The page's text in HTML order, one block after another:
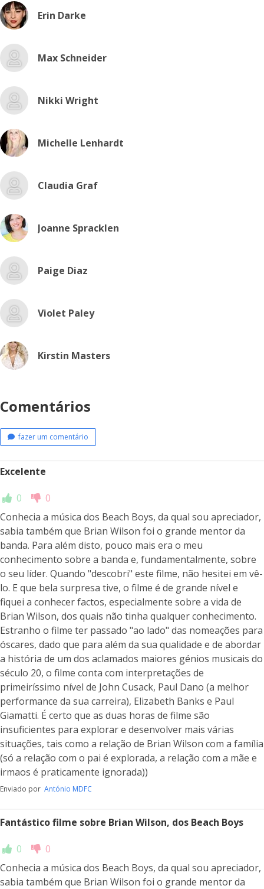
Erin Darke
Max Schneider
Nikki Wright
Michelle Lenhardt
Claudia Graf
Joanne Spracklen
Paige Diaz
Violet Paley
Kirstin Masters
Comentários
fazer um comentário
Excelente
0
0
Conhecia a música dos Beach Boys, da qual sou apreciador,
sabia também que Brian Wilson foi o grande mentor da
banda. Para além disto, pouco mais era o meu
conhecimento sobre a banda e, fundamentalmente, sobre
o seu líder. Quando "descobri" este filme, não hesitei em vê-
lo. E que bela surpresa tive, o filme é de grande nível e
fiquei a conhecer factos, especialmente sobre a vida de
Brian Wilson, dos quais não tinha qualquer conhecimento.
Estranho o filme ter passado "ao lado" das nomeações para
óscares, dado que para além da sua qualidade e de abordar
a história de um dos aclamados maiores génios musicais do
século 20, o filme conta com interpretações de
primeiríssimo nível de John Cusack, Paul Dano (a melhor
performance da sua carreira), Elizabeth Banks e Paul
Giamatti. É certo que as duas horas de filme são
insuficientes para explorar e desenvolver mais várias
situações, tais como a relação de Brian Wilson com a família
(só a relação com o pai é explorada, a relação com a mãe e
irmaos é praticamente ignorada))
Enviado por António MDFC
Fantástico filme sobre Brian Wilson, dos Beach Boys
0
0
Conhecia a música dos Beach Boys, da qual sou apreciador,
sabia também que Brian Wilson foi o grande mentor da